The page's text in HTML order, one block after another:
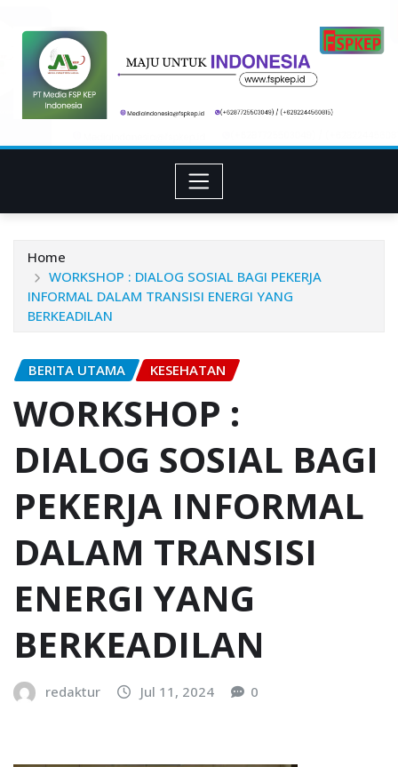
content
Home
WORKSHOP : DIALOG SOSIAL BAGI PEKERJA
INFORMAL DALAM TRANSISI ENERGI YANG
BERKEADILAN
BERITA UTAMA KESEHATAN
WORKSHOP :
DIALOG SOSIAL BAGI
PEKERJA INFORMAL
DALAM TRANSISI
ENERGI YANG
BERKEADILAN
redaktur Jul 11, 2024 0